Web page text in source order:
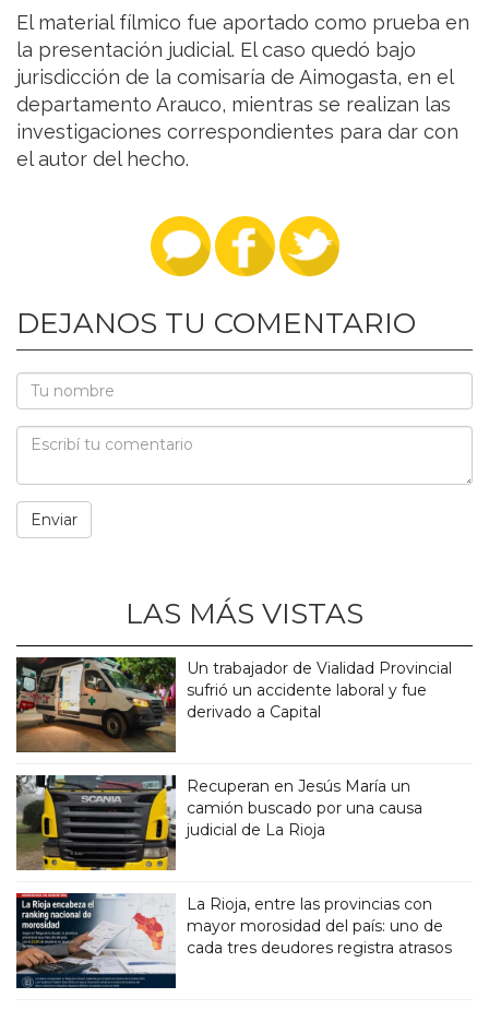
El material fílmico fue aportado como prueba en
la presentación judicial. El caso quedó bajo
jurisdicción de la comisaría de Aimogasta, en el
departamento Arauco, mientras se realizan las
investigaciones correspondientes para dar con
el autor del hecho.
DEJANOS TU COMENTARIO
LAS MÁS VISTAS
Un trabajador de Vialidad Provincial
sufrió un accidente laboral y fue
derivado a Capital
Recuperan en Jesús María un
camión buscado por una causa
judicial de La Rioja
La Rioja, entre las provincias con
mayor morosidad del país: uno de
cada tres deudores registra atrasos